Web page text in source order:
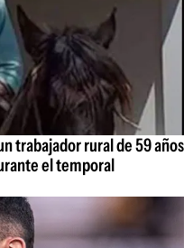
trabajador rural de 59 años
el temporal